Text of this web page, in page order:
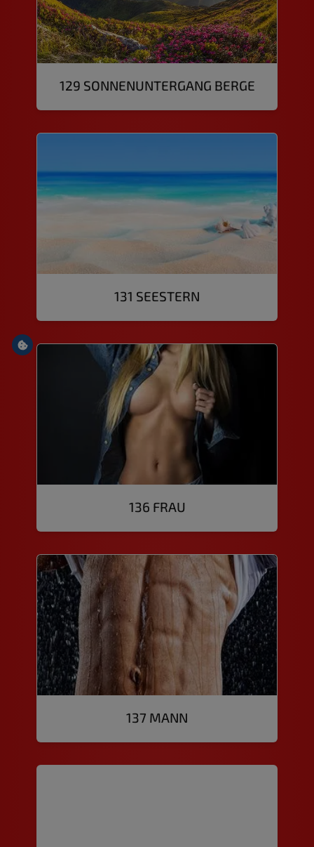
129 SONNENUNTERGANG BERGE
131 SEESTERN
136 FRAU
137 MANN